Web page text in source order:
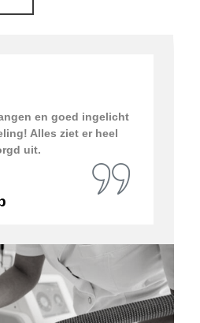
en goed ingelicht
Alles ziet er heel
uit.